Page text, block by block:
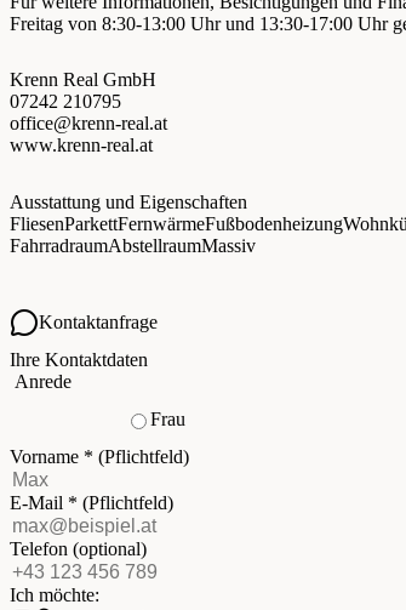
Freitag von 8:30-13:00 Uhr und 13:30-17:00 Uhr
Krenn Real GmbH
07242 210795
office@krenn-real.at
www.krenn-real.at
Ausstattung und Eigenschaften
FliesenParkettFernwärmeFußbodenheizung
FahrradraumAbstellraumMassiv
Kontaktanfrage
Ihre Kontaktdaten
Anrede
Frau
Vorname * (Pflichtfeld)
E-Mail * (Pflichtfeld)
Telefon (optional)
Ich möchte: